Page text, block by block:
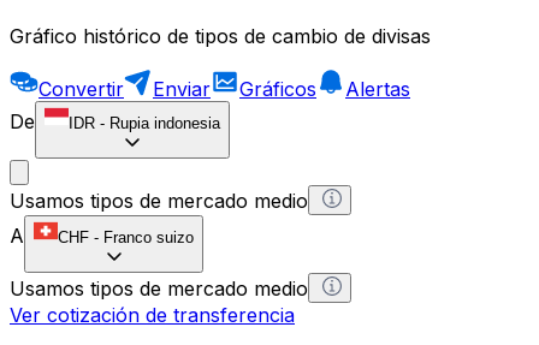
Gráfico histórico de tipos de cambio de divisas
Convertir Enviar Gráficos
Alertas
De
IDR - Rupia indonesia
Usamos tipos de mercado medio
A
CHF - Franco suizo
Usamos tipos de mercado medio
Ver cotización de transferencia